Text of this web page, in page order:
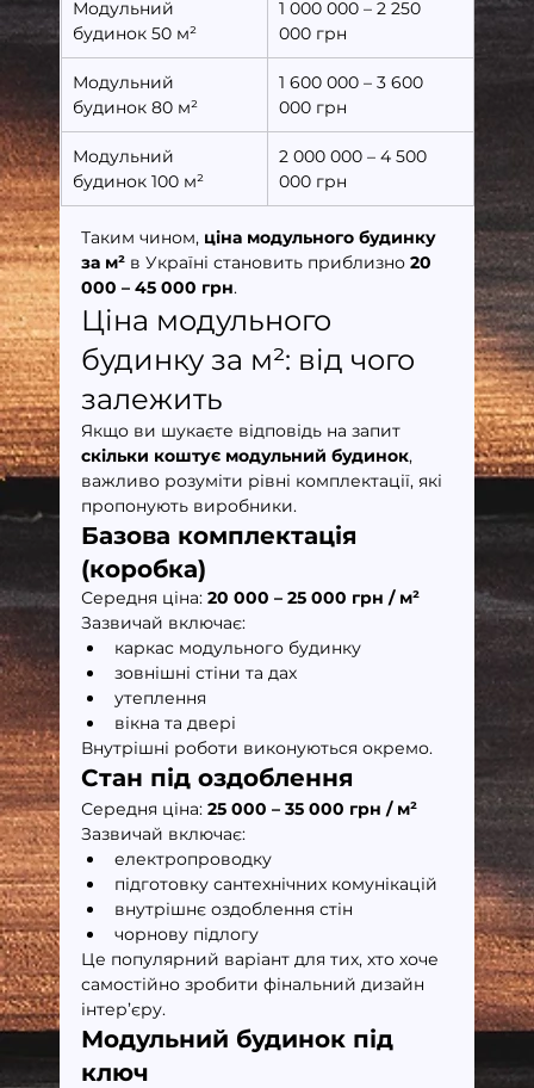
Модульний
будинок 50 м²
1 000 000 – 2 250
000 грн
Модульний
будинок 80 м²
1 600 000 – 3 600
000 грн
Модульний
будинок 100 м²
2 000 000 – 4 500
000 грн
Таким чином, ціна модульного будинку
за м² в Україні становить приблизно 20
000 – 45 000 грн.
Ціна модульного
будинку за м²: від чого
залежить
Якщо ви шукаєте відповідь на запит
скільки коштує модульний будинок,
важливо розуміти рівні комплектації, які
пропонують виробники.
Базова комплектація
(коробка)
Середня ціна: 20 000 – 25 000 грн / м²
Зазвичай включає:
каркас модульного будинку
зовнішні стіни та дах
утеплення
вікна та двері
Внутрішні роботи виконуються окремо.
Стан під оздоблення
Середня ціна: 25 000 – 35 000 грн / м²
Зазвичай включає:
електропроводку
підготовку сантехнічних комунікацій
внутрішнє оздоблення стін
чорнову підлогу
Це популярний варіант для тих, хто хоче
самостійно зробити фінальний дизайн
інтер’єру.
Модульний будинок під
ключ